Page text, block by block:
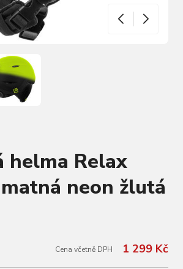
helma Relax
neon žlutá
Cena včetně DPH 1 299 Kč